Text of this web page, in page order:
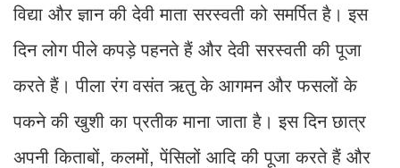
विद्या और ज्ञान की देवी माता सरस्वती को समर्पित है। इस
दिन लोग पीले कपड़े पहनते हैं और देवी सरस्वती की पूजा
करते हैं। पीला रंग वसंत ऋतु के आगमन और फसलों के
पकने की खुशी का प्रतीक माना जाता है। इस दिन छात्र
अपनी किताबों, कलमों, पेंसिलों आदि की पूजा करते हैं और